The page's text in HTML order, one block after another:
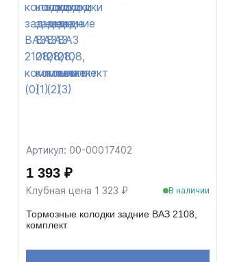
Артикул: 00-00017402
1 393 ₽
Клубная цена 1 323 ₽ В наличии
Тормозные колодки задние ВАЗ 2108,
комплект